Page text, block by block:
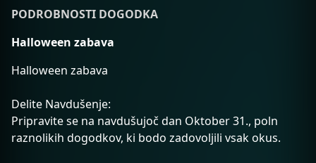
PODROBNOSTI DOGODKA
Halloween zabava
Halloween zabava
Delite Navdušenje:
Pripravite se na navdušujoč dan Oktober 31., poln
raznolikih dogodkov, ki bodo zadovoljili vsak okus.